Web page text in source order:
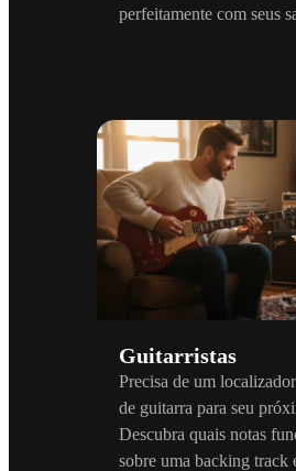
perfeitamente com seus
Guitarristas
Precisa de um
de guitarra para seu
Descubra quais notas
sobre uma backing track